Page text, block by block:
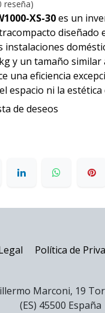
reseña)
XS-30es un
diseñado
instalaciones
y un tamaño similar
una eficiencia
espacio ni la estética
de deseos
Política de
Marconi, 19
(ES) 45500 España